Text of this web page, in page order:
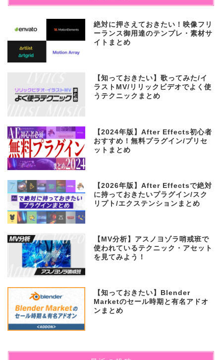
絶対に押さえておきたい！映像フリ
ーランス御用達のテンプレ・素材サ
イトまとめ
【知っておきたい】歌ってみた/イ
ラストMV/リリックビデオでよく使
うテクニックまとめ
【2024年版】After Effects初心者
おすすめ！無料プラグイン/プリセ
ットまとめ
【2026年版】After Effectsで絶対
に持っておきたいプラグイン/スク
リプト/エクステンションまとめ
【MV分析】アスノヨゾラ哨戒班で
使われているテクニック・アセット
を見てみよう！
【知っておきたい】Blender
Marketのセール時期と有名アドオ
ンまとめ